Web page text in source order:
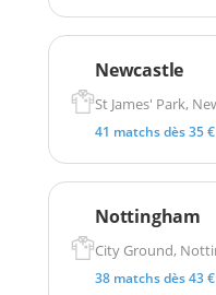
Newcastle
St James' Park,
41 matchs dès 35 €
Nottingham
City Ground,
38 matchs dès 43 €